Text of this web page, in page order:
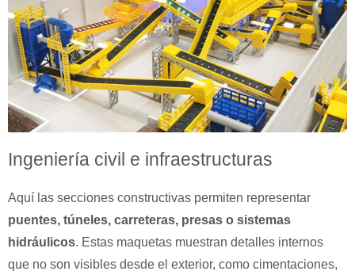
Ingeniería civil e infraestructuras
Aquí las secciones constructivas permiten representar
puentes, túneles, carreteras, presas o sistemas
hidráulicos. Estas maquetas muestran detalles internos
que no son visibles desde el exterior, como cimentaciones,